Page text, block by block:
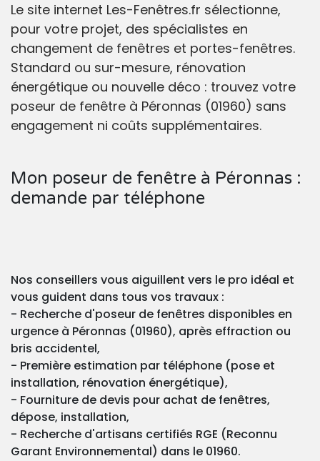
Le site internet Les-Fenêtres.fr sélectionne,
pour votre projet, des spécialistes en
changement de fenêtres et portes-fenêtres.
Standard ou sur-mesure, rénovation
énergétique ou nouvelle déco : trouvez votre
poseur de fenêtre à Péronnas (01960) sans
engagement ni coûts supplémentaires.
Mon poseur de fenêtre à Péronnas :
demande par téléphone
Nos conseillers vous aiguillent vers le pro idéal et
vous guident dans tous vos travaux :
- Recherche d'poseur de fenêtres disponibles en
urgence à Péronnas (01960), après effraction ou
bris accidentel,
- Première estimation par téléphone (pose et
installation, rénovation énergétique),
- Fourniture de devis pour achat de fenêtres,
dépose, installation,
- Recherche d'artisans certifiés RGE (Reconnu
Garant Environnemental) dans le 01960.